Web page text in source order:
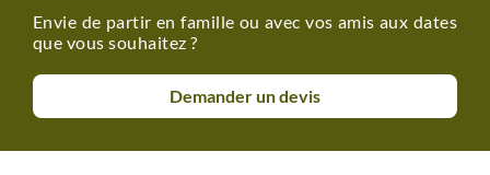
Envie de partir en famille ou avec vos amis aux dates
que vous souhaitez ?
Demander un devis